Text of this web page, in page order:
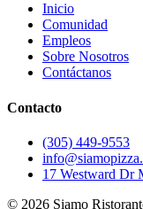
Inicio
Comunidad
Empleos
Sobre Nosotros
Contáctanos
Contacto
(305) 449-9553
17 Westward Dr
© 2026 Siamo